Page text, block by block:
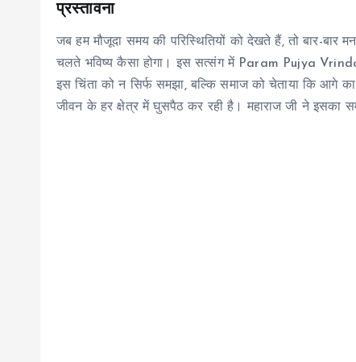
प्रस्तावना
जब हम मौजूदा समय की परिस्थितियों को देखते हैं, तो बार-
चलते भविष्य कैसा होगा। इस सत्संग में Param Pujya
इस चिंता को न सिर्फ समझा, बल्कि समाज को चेताया कि आगे
जीवन के हर क्षेत्र में घुसपैठ कर रही है। महाराज जी ने इसका